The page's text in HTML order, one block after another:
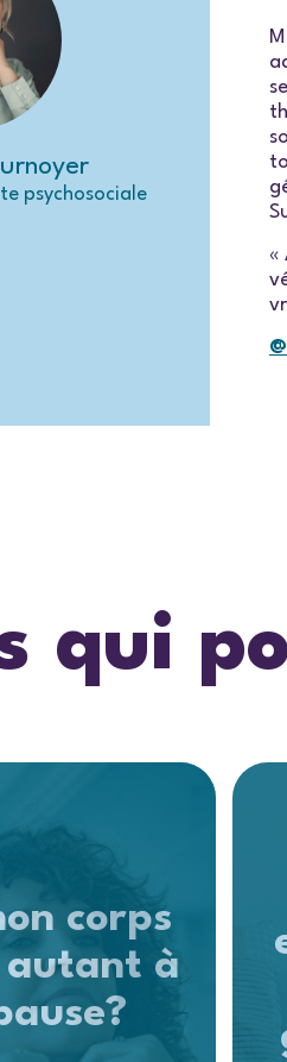
psychosociale
«
qui
corps
à